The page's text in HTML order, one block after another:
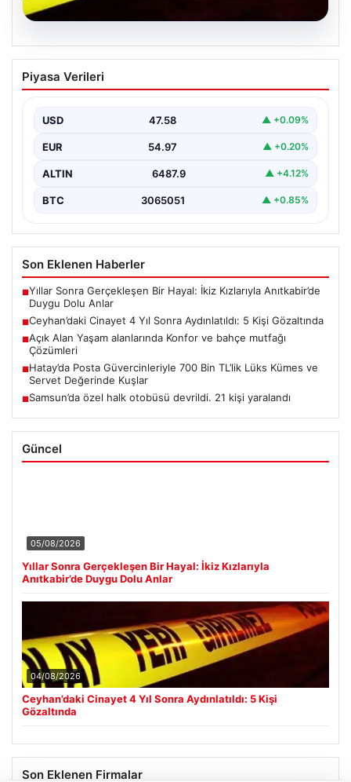
Ceyhan’daki Cinayet 4 Yıl Sonra
Aydınlatıldı: 5 Kişi Gözaltında
uzun süredir çözülemeyen silahlı cinayet olayı,
kapsamlı…
Piyasa Verileri
USD 47.58 ▲ +0.09%
EUR 54.97 ▲ +0.20%
ALTIN 6487.9 ▲ +4.12%
BTC 3065051 ▲ +0.85%
Son Eklenen Haberler
■Yıllar Sonra Gerçekleşen Bir Hayal: İkiz Kızlarıyla Anıtkabir’de
Duygu Dolu Anlar
■Ceyhan’daki Cinayet 4 Yıl Sonra Aydınlatıldı: 5 Kişi Gözaltında
■Açık Alan Yaşam alanlarında Konfor ve bahçe mutfağı
Çözümleri
■Hatay’da Posta Güvercinleriyle 700 Bin TL’lik Lüks Kümes ve
Servet Değerinde Kuşlar
■Samsun’da özel halk otobüsü devrildi. 21 kişi yaralandı
Güncel
05/08/2026
Yıllar Sonra Gerçekleşen Bir Hayal: İkiz Kızlarıyla
Anıtkabir’de Duygu Dolu Anlar
04/08/2026
Ceyhan’daki Cinayet 4 Yıl Sonra Aydınlatıldı: 5 Kişi
Gözaltında
Son Eklenen Firmalar